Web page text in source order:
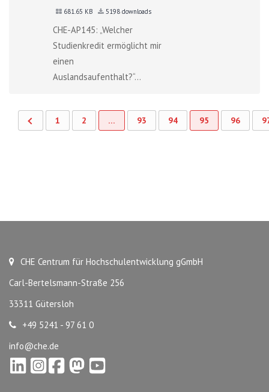
681.65 KB
5198 downloads
CHE-AP145: „Welcher
Studienkredit ermöglicht mir
einen
Auslandsaufenthalt?“...
1 2 … 93 94 95 96
CHE Centrum für Hochschulentwicklung gGmbH
Carl-Bertelsmann-Straße 256
33311 Gütersloh
+49 5241 - 97 61 0
info@che.de